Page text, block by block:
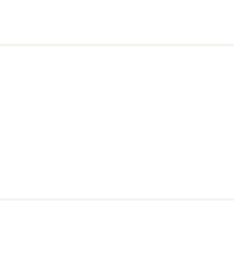
y seguro de sí